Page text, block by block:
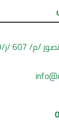
/ز/19/د/16